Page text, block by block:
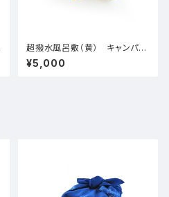
超撥水風呂敷（黄） キャンパス
マップ柄
¥5,000